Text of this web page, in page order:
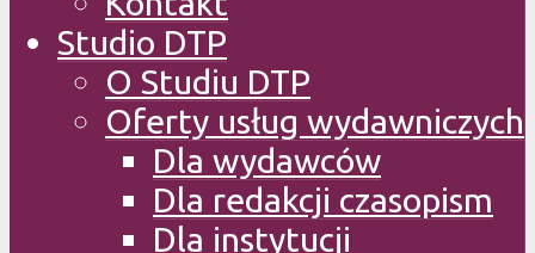
Studio DTP
O Studiu DTP
Oferty usług wydawniczych
Dla wydawców
Dla redakcji czasopism
Dla instytucji